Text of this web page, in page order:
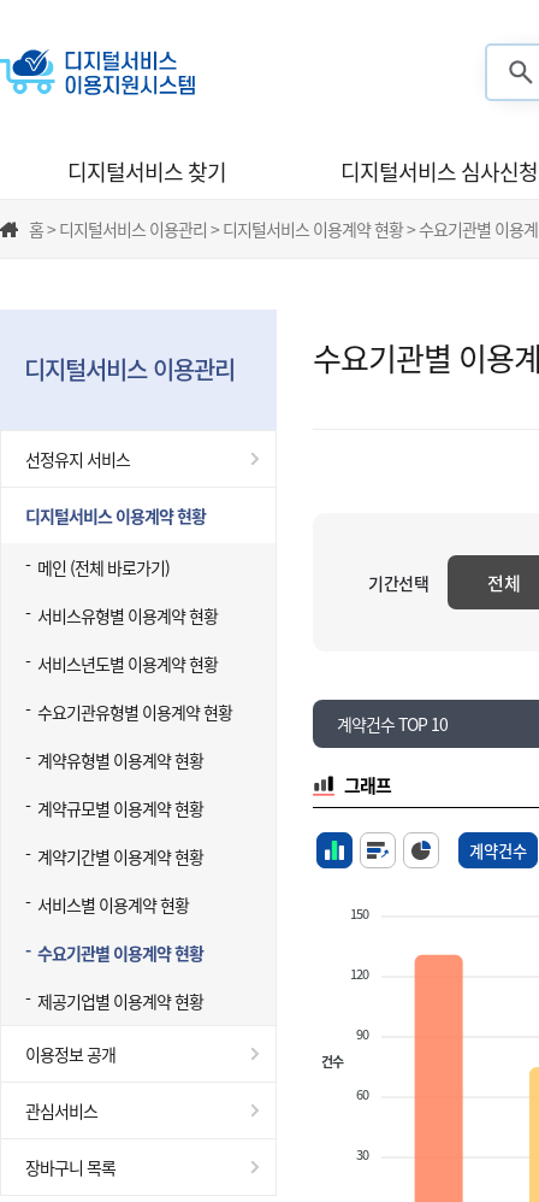
디지털서비스 찾기 디지털서비스 심사신청
홈 > 디지털서비스 이용관리 > 디지털서비스 이용계약 현황 > 수요기관별 이용
디지털서비스 이용관리
선정유지 서비스
디지털서비스 이용계약 현황
메인 (전체 바로가기)
서비스유형별 이용계약 현황
서비스년도별 이용계약 현황
수요기관유형별 이용계약 현황
계약유형별 이용계약 현황
계약규모별 이용계약 현황
계약기간별 이용계약 현황
서비스별 이용계약 현황
수요기관별 이용계약 현황
제공기업별 이용계약 현황
이용정보 공개
관심서비스
장바구니 목록
수요기관별 이용
기간선택 전체
계약건수 TOP 10
그래프
계약건수
150
120
90
60
30
건수